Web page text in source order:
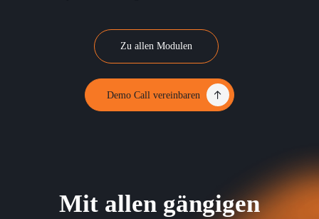
Zu allen Modulen
Demo Call vereinbaren
Mit allen gängigen